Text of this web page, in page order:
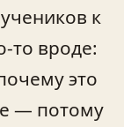
к
то вроде:
это
— потому